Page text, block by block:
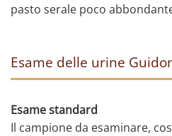
pasto serale poco
Esame delle urine
Esame standard
Il campione da esaminare,